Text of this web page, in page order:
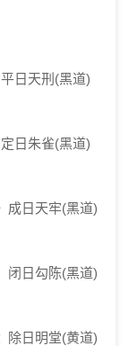
日天刑(黑道)
日朱雀(黑道)
成日天牢(黑道)
闭日勾陈(黑道)
除日明堂(黄道)